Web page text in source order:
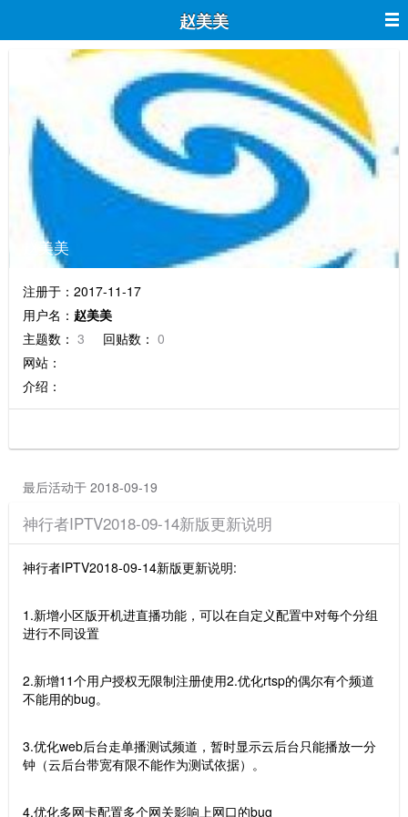
赵美美
赵美美
注册于：2017-11-17
用户名： 赵美美
主题数： 3 回贴数： 0
网站：
介绍：
最后活动于 2018-09-19
神行者IPTV2018-09-14新版更新说明
神行者IPTV2018-09-14新版更新说明:
1.新增小区版开机进直播功能，可以在自定义配置中对每个分组
进行不同设置
2.新增11个用户授权无限制注册使用2.优化rtsp的偶尔有个频道
不能用的bug。
3.优化web后台走单播测试频道，暂时显示云后台只能播放一分
钟（云后台带宽有限不能作为测试依据）。
4.优化多网卡配置多个网关影响上网口的bug